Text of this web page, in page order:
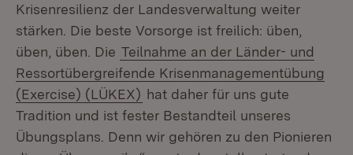
Krisenresilienz der Landesverwaltung weiter
stärken. Die beste Vorsorge ist freilich: üben,
üben, üben. Die Teilnahme an der Länder- und
Ressortübergreifende Krisenmanagementübung
(Exercise) (LÜKEX) hat daher für uns gute
Tradition und ist fester Bestandteil unseres
Übungsplans. Denn wir gehören zu den Pionieren